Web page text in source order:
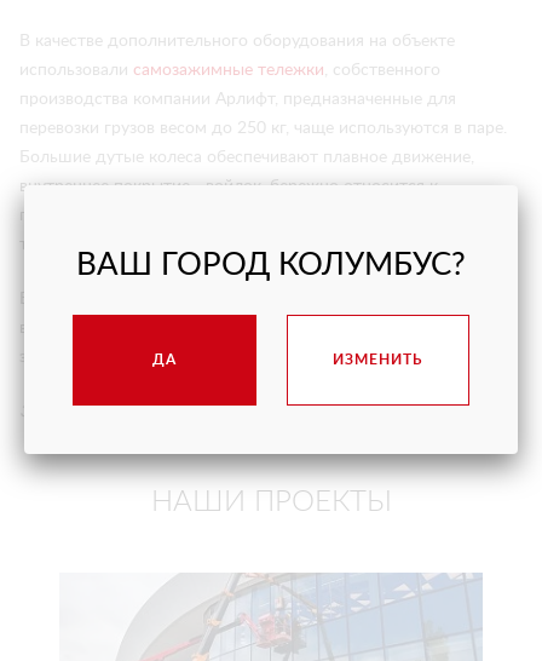
В качестве дополнительного оборудования на объекте
использовали самозажимные тележки, собственного
производства компании Арлифт, предназначенные для
перевозки грузов весом до 250 кг, чаще используются в паре.
Большие дутые колеса обеспечивают плавное движение,
внутреннее покрытие - войлок, бережно относится к
перевозимому материалу, в комплекте есть два вкладыша для
закончено в сжатые сроки.
НАШИ ПРОЕКТЫ
ВАШ ГОРОД КОЛУМБУС?
ДА ИЗМЕНИТЬ